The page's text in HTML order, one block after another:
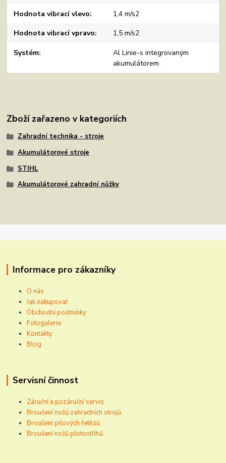
Hodnota vibrací vlevo 1,4 m/s2
Hodnota vibrací vpravo 1,5 m/s2
Systém
Al Linie-s integrovaným
akumulátorem
Zboží zařazeno v kategoriích
Zahradní technika - stroje
Akumulátorové stroje
STIHL
Akumulátorové zahradní nůžky
Informace pro zákazníky
O nás
Jak nakupovat
Obchodní podmínky
Fotogalerie
Kontakty
Blog
Servisní činnost
Záruční a pozáruční servis
Broušení nožů zahradních strojů
Broušení pilových řetězů
Broušení nožů plotostřihů